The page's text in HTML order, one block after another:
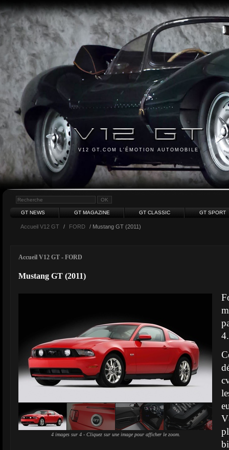
V12 GT.COM L'ÉMOTION AUTOMOBILE
GT NEWS GT MAGAZINE GT CLASSIC GT SPORT
Accueil V12 GT / FORD / Mustang GT (2011)
Accueil V12 GT - FORD
Mustang GT (2011)
4 images sur 4 - Cliquez sur une image pour afficher le zoom.